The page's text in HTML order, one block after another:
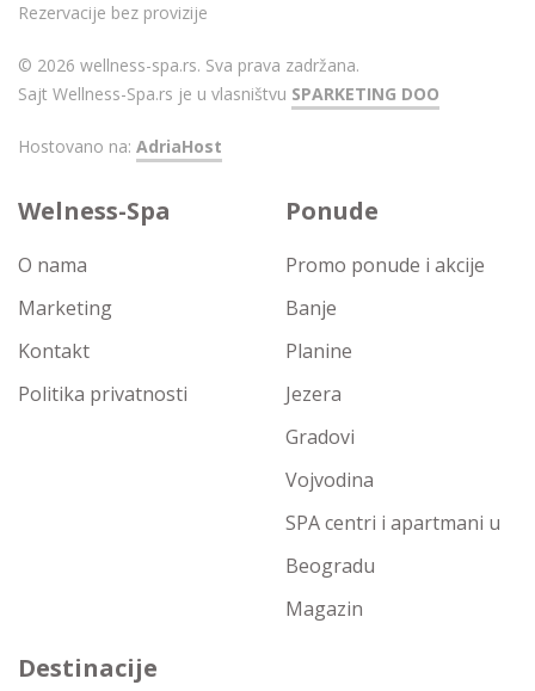
Rezervacije bez provizije
© 2026 wellness-spa.rs. Sva prava zadržana.
Sajt Wellness-Spa.rs je u vlasništvu SPARKETING DOO
Hostovano na: AdriaHost
Welness-Spa
O nama
Marketing
Kontakt
Politika privatnosti
Ponude
Promo ponude i akcije
Banje
Planine
Jezera
Gradovi
Vojvodina
SPA centri i apartmani u
Beogradu
Magazin
Destinacije